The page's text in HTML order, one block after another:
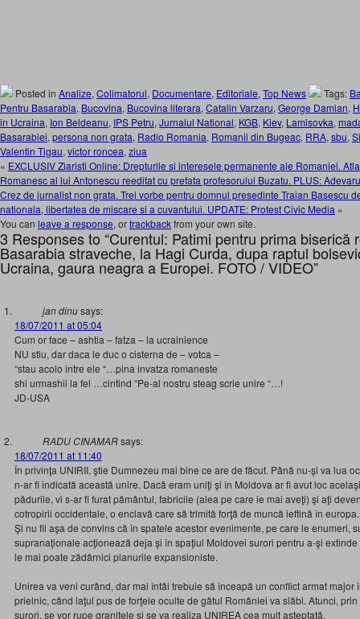
Posted in Analize, Colimatorul, Documentare, Editoriale, Top News Tags:
Pentru Basarabia, Bucovina, Bucovina literara, Catalin Varzaru, George Damian,
in Ucraina, Ion Beldeanu, IPS Petru, Jurnalul National, KGB, Kiev, Lamisovka,
Basarabiei, persona non grata, Radio Romania, Romanii din Bugeac, RRA, sbu,
Valentin Tigau, victor roncea, ziua
« EXCLUSIV Ziaristi Online: Drepturile si interesele permanente ale Romaniei.
Romanesc al lui Antonescu reeditat cu prefata profesorului Buzatu. PLUS:
Crez de jurnalist non grata. Trei vorbe pentru domnul presedinte Traian Basescu
nationala, libertatea de miscare si a cuvantului. UPDATE: Protest Civic Media »
You can leave a response, ortrackbackfrom your own site.
3 Responses to “Curentul: Patimi pentru prima biserică
Basarabia straveche, la Hagi Curda, dupa raptul
Ucraina, gaura neagra a Europei. FOTO / VIDEO”
jan dinusays:
18/07/2011 at 05:04
Cum or face – ashtia – fatza – la ucrainience
NU stiu, dar daca le duc o cisterna de – votca –
“stau acolo intre ele “…pina invatza romaneste
shi urmashii la fel …cintind “Pe-al nostru steag scrie unire “…!
JD-USA
RADU CINAMARsays:
18/07/2011 at 11:40
În privinţa UNIRII, ştie Dumnezeu mai bine ce are de făcut. Până nu-şi va lua
n-ar fi indicată această unire. Dacă eram uniţi şi în Moldova ar fi avut loc
pădurile, vi s-ar fi furat pământul, fabricile (alea pe care le mai aveţi) şi aţi
cotropirii occidentale, o enclavă care să trimită forţă de muncă ieftină în europa.
Şi nu fii aşa de convins că în spatele acestor evenimente, pe care le enumeri,
supranaţionale acţionează deja şi în spaţiul Moldovei surori pentru a-şi
le mai poate zădărnici planurile expansioniste.
Unirea va veni curând, dar mai întâi trebuie să înceapă un conflict armat major
prielnic, când laţul pus de forţele oculte de gâtul României va slăbi. Atunci,
surori, se vor rupe graniţele şi se va realiza UNIREA cea mult aşteptată.